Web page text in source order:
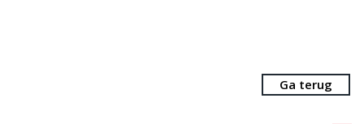
Ga terug